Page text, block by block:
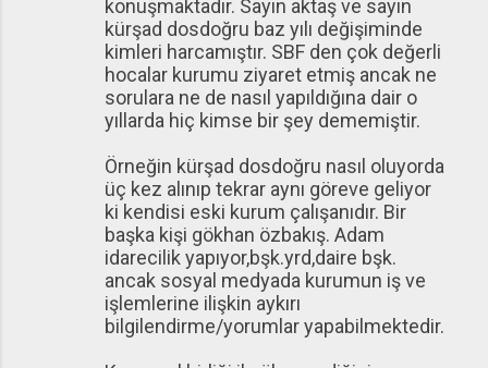
konuşmaktadır. Sayın aktaş ve sayın
kürşad dosdoğru baz yılı değişiminde
kimleri harcamıştır. SBF den çok değerli
hocalar kurumu ziyaret etmiş ancak ne
sorulara ne de nasıl yapıldığına dair o
yıllarda hiç kimse bir şey dememiştir.
Örneğin kürşad dosdoğru nasıl oluyorda
üç kez alınıp tekrar aynı göreve geliyor
ki kendisi eski kurum çalışanıdır. Bir
başka kişi gökhan özbakış. Adam
idarecilik yapıyor,bşk.yrd,daire bşk.
ancak sosyal medyada kurumun iş ve
işlemlerine ilişkin aykırı
bilgilendirme/yorumlar yapabilmektedir.